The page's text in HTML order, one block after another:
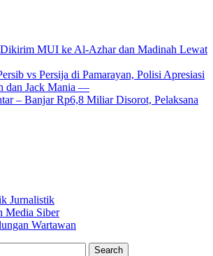
Dikirim MUI ke Al-Azhar dan Madinah Lewat
vs Persija di Pamarayan, Polisi Apresiasi
dan Jack Mania —
– Banjar Rp6,8 Miliar Disorot, Pelaksana
Jurnalistik
Media Siber
Wartawan